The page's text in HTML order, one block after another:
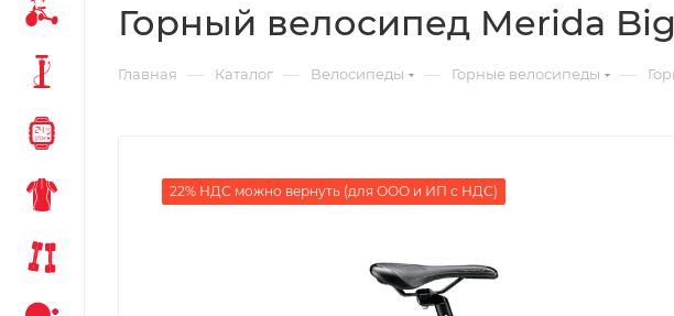
Горный велосипед Merida
Главная — Каталог — Велосипеды — Горные велосипеды —
22% НДС можно вернуть (для ООО и ИП с НДС)